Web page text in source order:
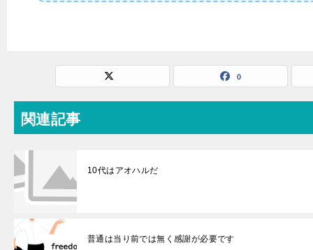
0
関連記事
10代はアオハルだ
普通は当り前では無く感謝が必要です